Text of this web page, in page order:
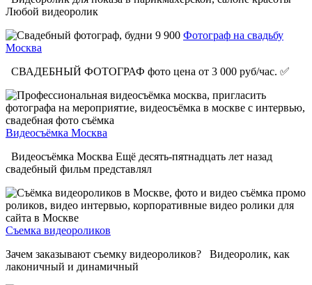
Любой видеоролик
Фотограф на свадьбу
Москва
СВАДЕБНЫЙ ФОТОГРАФ фото цена от 3 000 руб/час. ✅
Видеосъёмка Москва
Видеосъёмка Москва Ещё десять-пятнадцать лет назад
свадебный фильм представлял
Съемка видеороликов
Зачем заказывают съемку видеороликов? Видеоролик, как
лаконичный и динамичный